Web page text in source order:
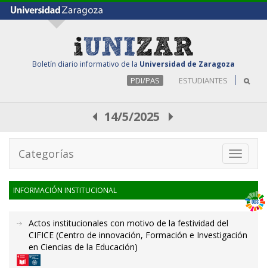
Boletín diario informativo de la Universidad de Zaragoza
PDI/PAS ESTUDIANTES
14/5/2025
Toggle
Categorías
INFORMACIÓN INSTITUCIONAL
Actos institucionales con motivo de la festividad del
CIFICE (Centro de innovación, Formación e Investigación
en Ciencias de la Educación)